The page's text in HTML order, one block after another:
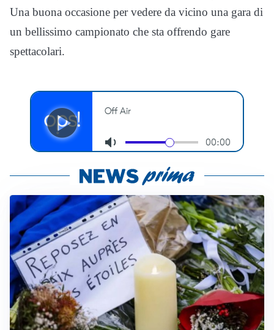
Una buona occasione per vedere da vicino una gara di
un bellissimo campionato che sta offrendo gare
spettacolari.